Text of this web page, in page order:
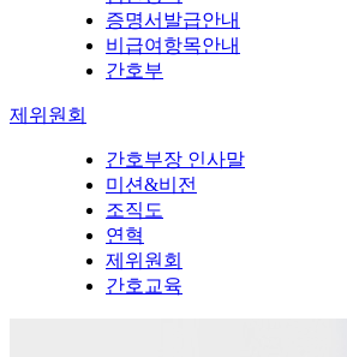
증명서발급안내
비급여항목안내
간호부
제위원회
간호부장 인사말
미션&비전
조직도
연혁
제위원회
간호교육